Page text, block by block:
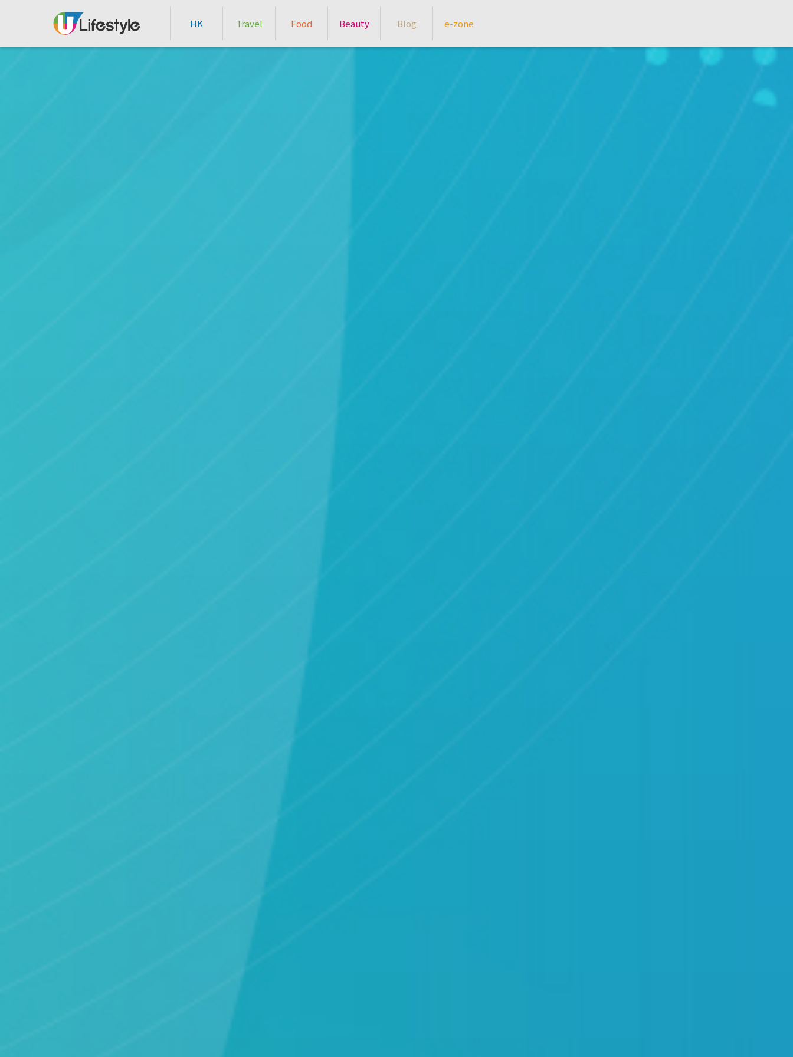
HK Travel Food Beauty Blog e-zone